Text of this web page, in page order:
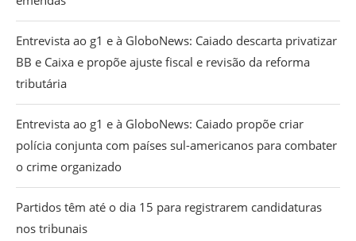
Entrevista ao g1 e à GloboNews: Caiado descarta privatizar
BB e Caixa e propõe ajuste fiscal e revisão da reforma
tributária
Entrevista ao g1 e à GloboNews: Caiado propõe criar
polícia conjunta com países sul-americanos para combater
o crime organizado
Partidos têm até o dia 15 para registrarem candidaturas
nos tribunais